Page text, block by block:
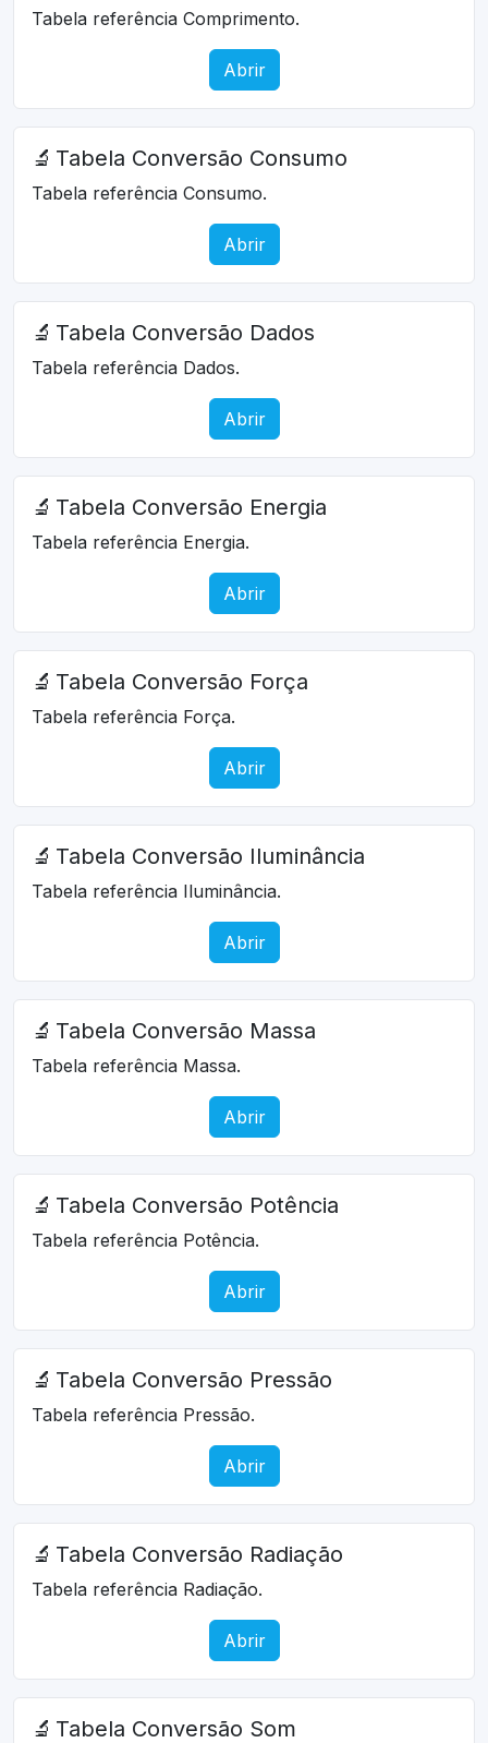
Tabela referência Comprimento.
Abrir
🔬 Tabela Conversão Consumo
Tabela referência Consumo.
Abrir
🔬 Tabela Conversão Dados
Tabela referência Dados.
Abrir
🔬 Tabela Conversão Energia
Tabela referência Energia.
Abrir
🔬 Tabela Conversão Força
Tabela referência Força.
Abrir
🔬 Tabela Conversão Iluminância
Tabela referência Iluminância.
Abrir
🔬 Tabela Conversão Massa
Tabela referência Massa.
Abrir
🔬 Tabela Conversão Potência
Tabela referência Potência.
Abrir
🔬 Tabela Conversão Pressão
Tabela referência Pressão.
Abrir
🔬 Tabela Conversão Radiação
Tabela referência Radiação.
Abrir
🔬 Tabela Conversão Som